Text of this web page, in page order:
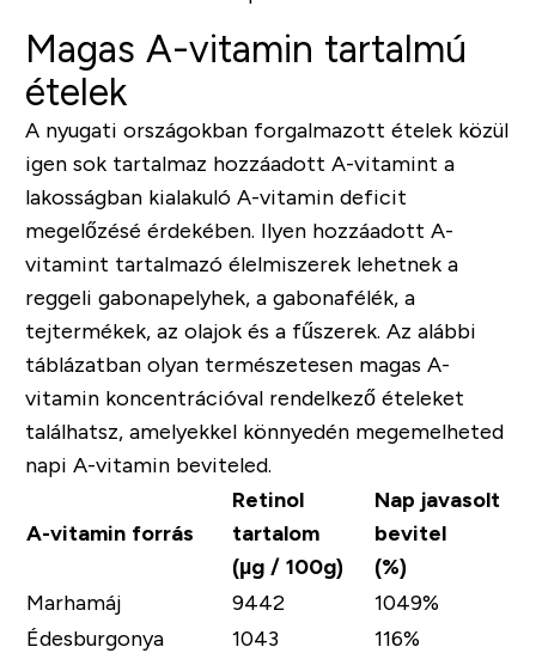
Magas A-vitamin tartalmú
ételek
A nyugati országokban forgalmazott ételek közül
igen sok tartalmaz hozzáadott A-vitamint a
lakosságban kialakuló A-vitamin deficit
megelőzésé érdekében. Ilyen hozzáadott A-
vitamint tartalmazó élelmiszerek lehetnek a
reggeli gabonapelyhek, a gabonafélék, a
tejtermékek, az olajok és a fűszerek. Az alábbi
táblázatban olyan természetesen magas A-
vitamin koncentrációval rendelkező ételeket
találhatsz, amelyekkel könnyedén megemelheted
napi A-vitamin beviteled.
A-vitamin forrás
Retinol
tartalom
(µg / 100g)
Nap javasolt
bevitel
(%)
Marhamáj
9442
1049%
Édesburgonya
1043 116%